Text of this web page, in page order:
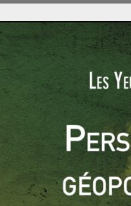
renaît et la volonté
alors qu’en 2015
disait vouloir une «
est-on aujourd’hui ?
de la défense
les capacités de
d’une Europe
bien en termes
des forces armées
entre ces huit États : la
que 70 000. Les